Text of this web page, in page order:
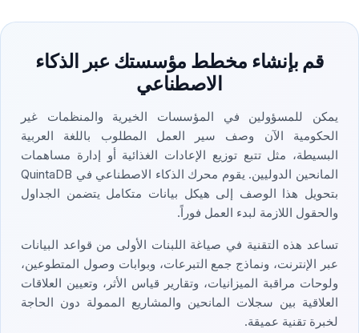
قم بإنشاء مخطط مؤسستك عبر الذكاء
الاصطناعي
يمكن للمسؤولين في المؤسسات الخيرية والمنظمات غير
الحكومية الآن وصف سير العمل المطلوب باللغة العربية
البسيطة، مثل تتبع توزيع الإعادات الغذائية أو إدارة مساهمات
المانحين الدوليين. يقوم محرك الذكاء الاصطناعي في QuintaDB
بتحويل هذا الوصف إلى هيكل بيانات متكامل يتضمن الجداول
والحقول اللازمة لبدء العمل فوراً.
تساعد هذه التقنية في صياغة اللبنات الأولى من قواعد البيانات
عبر الإنترنت، ونماذج جمع التبرعات، وبوابات وصول المتطوعين،
ولوحات مراقبة الميزانيات، وتقارير قياس الأثر، وتعيين العلاقات
العلاقية بين سجلات المانحين والمشاريع الممولة دون الحاجة
لخبرة تقنية عميقة.